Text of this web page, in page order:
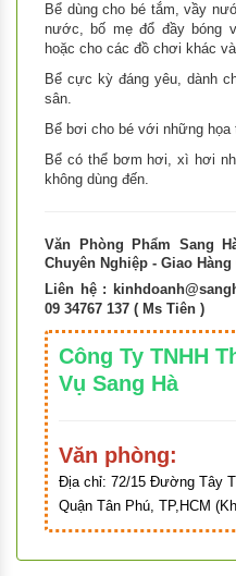
Bể dùng cho bé tắm, vầy
nước, bố mẹ đổ đầy bóng
hoặc cho các đồ chơi khác
Bể cực kỳ đáng yêu, dành
sân.
Bể bơi cho bé với những
Bể có thể bơm hơi, xì hơi
không dùng đến.
Văn Phòng Phẩm Sang
Chuyên Nghiệp - Giao
Liên hệ :
09 34767 137 ( Ms Tiên )
Công Ty TNHH
Vụ Sang Hà
Văn phòng:
Địa chỉ: 72/15 Đường Tây
Quận Tân Phú, TP,HCM